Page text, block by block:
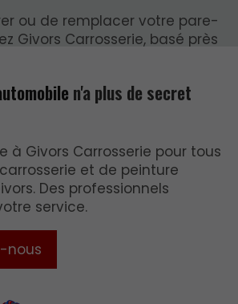
ou de remplacer votre pare-
Givors Carrosserie, basé près
n'a plus de secret
à Givors Carrosserie pour tous
et de peinture
Des professionnels
service.
nous